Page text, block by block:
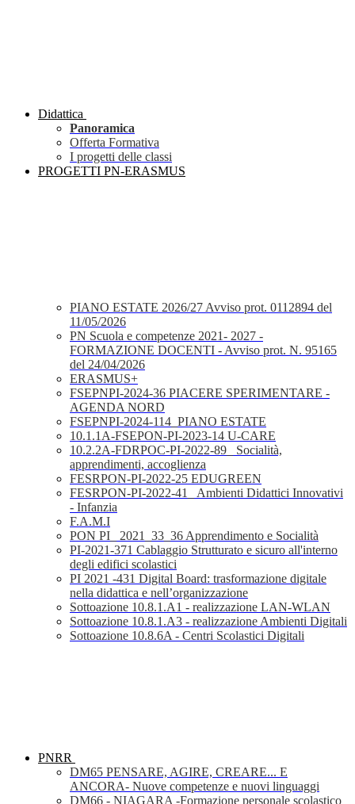
Didattica
Panoramica
Offerta Formativa
I progetti delle classi
PROGETTI PN-ERASMUS
PIANO ESTATE 2026/27 Avviso prot. 0112894 del
11/05/2026
PN Scuola e competenze 2021- 2027 -
FORMAZIONE DOCENTI - Avviso prot. N. 95165
del 24/04/2026
ERASMUS+
FSEPNPI-2024-36 PIACERE SPERIMENTARE -
AGENDA NORD
FSEPNPI-2024-114_PIANO ESTATE
10.1.1A-FSEPON-PI-2023-14 U-CARE
10.2.2A-FDRPOC-PI-2022-89_ Socialità,
apprendimenti, accoglienza
FESRPON-PI-2022-25 EDUGREEN
FESRPON-PI-2022-41_ Ambienti Didattici Innovativi
- Infanzia
F.A.M.I
PON PI_ 2021_33_36 Apprendimento e Socialità
PI-2021-371 Cablaggio Strutturato e sicuro all'interno
degli edifici scolastici
PI 2021 -431 Digital Board: trasformazione digitale
nella didattica e nell’organizzazione
Sottoazione 10.8.1.A1 - realizzazione LAN-WLAN
Sottoazione 10.8.1.A3 - realizzazione Ambienti Digitali
Sottoazione 10.8.6A - Centri Scolastici Digitali
PNRR
DM65 PENSARE, AGIRE, CREARE... E
ANCORA- Nuove competenze e nuovi linguaggi
DM66 - NIAGARA -Formazione personale scolastico